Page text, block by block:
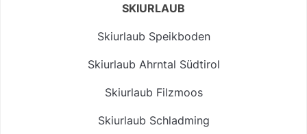
SKIURLAUB
Skiurlaub Speikboden
Skiurlaub Ahrntal Südtirol
Skiurlaub Filzmoos
Skiurlaub Schladming